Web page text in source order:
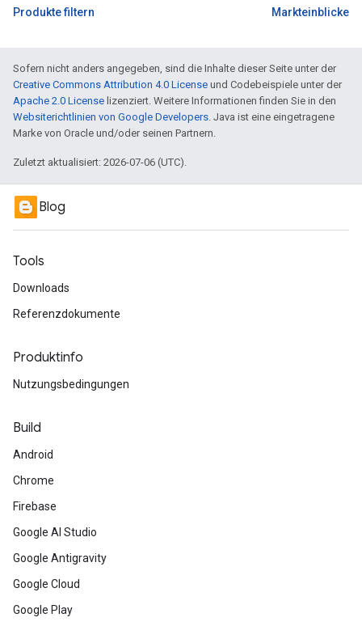
Produkte filtern
Markteinblicke
Sofern nicht anders angegeben, sind die Inhalte dieser Seite unter der
Creative Commons Attribution 4.0 License und Codebeispiele unter der
Apache 2.0 License lizenziert. Weitere Informationen finden Sie in den
Websiterichtlinien von Google Developers. Java ist eine eingetragene
Marke von Oracle und/oder seinen Partnern.
Zuletzt aktualisiert: 2026-07-06 (UTC).
Blog
Tools
Downloads
Referenzdokumente
Produktinfo
Nutzungsbedingungen
Build
Android
Chrome
Firebase
Google AI Studio
Google Antigravity
Google Cloud
Google Play